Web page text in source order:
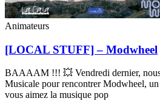
Animateurs
[LOCAL STUFF] – Modwheel
BAAAAM !!! 💥 Vendredi dernier, nous
Musicale pour rencontrer Modwheel,
vous aimez la musique pop